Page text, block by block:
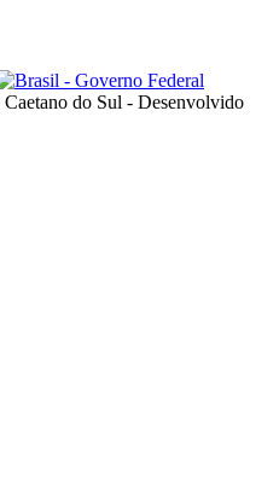
do Sul - Desenvolvido